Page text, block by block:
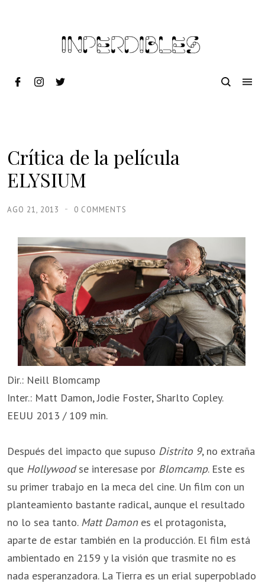
Crítica de la película
ELYSIUM
AGO 21, 2013 0 COMMENTS
Dir.: Neill Blomcamp
Inter.: Matt Damon, Jodie Foster, Sharlto Copley.
EEUU 2013 / 109 min.
Después del impacto que supuso Distrito 9, no extraña
que Hollywoodse interesase por Blomcamp. Este es
su primer trabajo en la meca del cine. Un film con un
planteamiento bastante radical, aunque el resultado
no lo sea tanto. Matt Damones el protagonista,
aparte de estar también en la producción. El film está
ambientado en 2159 y la visión que trasmite no es
nada esperanzadora. La Tierra es un erial superpoblado